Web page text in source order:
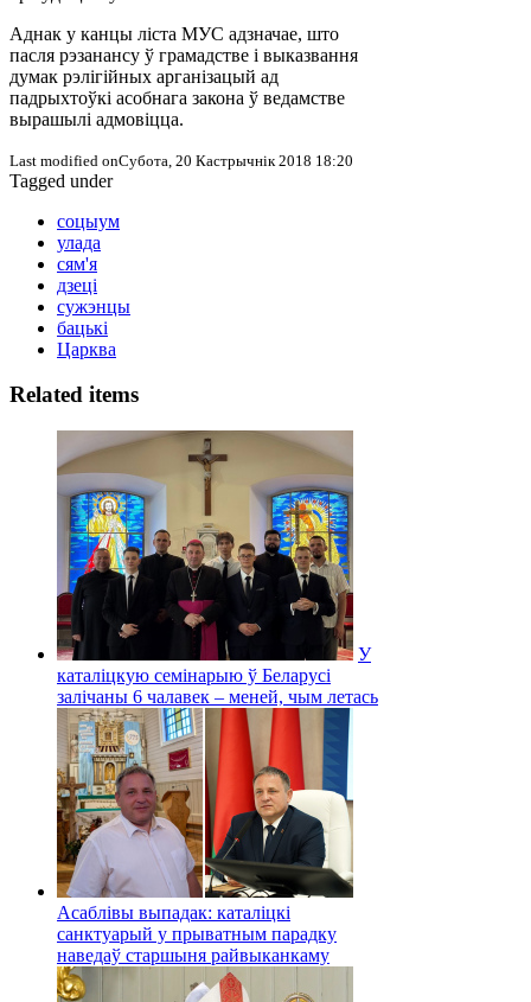
Аднак у канцы ліста МУС адзначае, што
пасля рэзанансу ў грамадстве і выказвання
думак рэлігійных арганізацый ад
падрыхтоўкі асобнага закона ў ведамстве
вырашылі адмовіцца.
Last modified onСубота, 20 Кастрычнік 2018 18:20
Tagged under
соцыум
улада
сям'я
дзеці
сужэнцы
бацькі
Царква
Related items
У
каталіцкую семінарыю ў Беларусі
залічаны 6 чалавек – меней, чым летась
Асаблівы выпадак: каталіцкі
санктуарый у прыватным парадку
наведаў старшыня райвыканкаму